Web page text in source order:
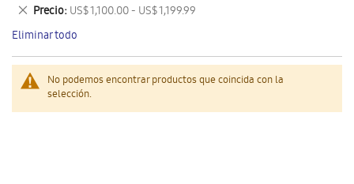
No podemos encontrar productos que coincida con la
selección.
artículo
Precio US$ 1,100.00 - US$ 1,199.99
Eliminar
este
artículo
Eliminar todo